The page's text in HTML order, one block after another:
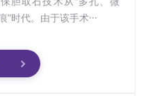
时代。由于该手术···